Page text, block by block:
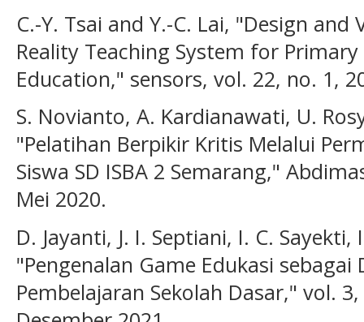
C.-Y. Tsai and Y.-C. Lai, "Design
Reality Teaching System for
Education," sensors, vol. 22, no. 1,
S. Novianto, A. Kardianawati, U.
"Pelatihan Berpikir Kritis Melalui
Siswa SD ISBA 2 Semarang,"
Mei 2020.
D. Jayanti, J. I. Septiani, I. C.
"Pengenalan Game Edukasi
Pembelajaran Sekolah Dasar," vol.